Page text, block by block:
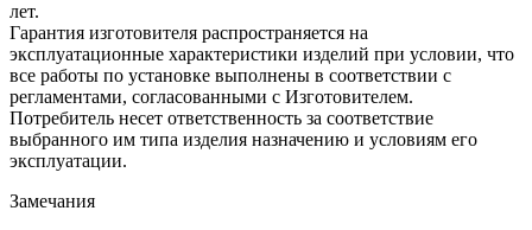
лет.
Гарантия изготовителя распространяется на
эксплуатационные характеристики изделий при условии, что
все работы по установке выполнены в соответствии с
регламентами, согласованными с Изготовителем.
Потребитель несет ответственность за соответствие
выбранного им типа изделия назначению и условиям его
эксплуатации.
Замечания